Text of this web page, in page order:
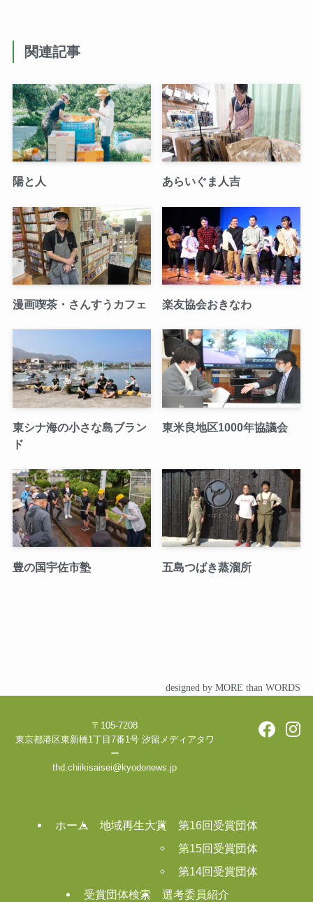
関連記事
陽と人 あらいぐま人吉
漫画喫茶・さんすうカフェ 楽友協会おきなわ
東シナ海の小さな島ブラン
ド
東米良地区1000年協議会
豊の国宇佐市塾 五島つばき蒸溜所
designed by MORE than WORDS
〒105-7208
東京都港区東新橋1丁目7番1号 汐留メディアタワ
ー
thd.chiikisaisei@kyodonews.jp
ホーム 地域再生大賞
第16回受賞団体
第15回受賞団体
第14回受賞団体
受賞団体検索
選考委員紹介